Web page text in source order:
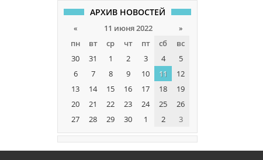
АРХИВ НОВОСТЕЙ
« 11 июня 2022
»
пн
вт ср чт пт сб
вс
30
31 1 2 3 4
5
6
7 8 9 10 11
12
13
14 15 16 17 18
19
20
21 22 23 24 25
26
27
28 29 30 1 2 3